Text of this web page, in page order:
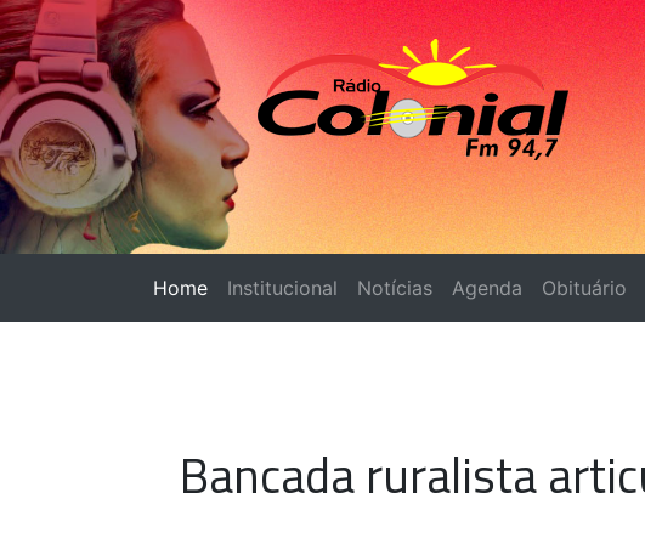
Home (página atual)
Institucional Notícias Agenda Obituário
Bancada ruralista